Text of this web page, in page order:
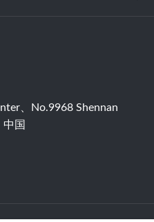
ー室
、No.9968 Shennan
国